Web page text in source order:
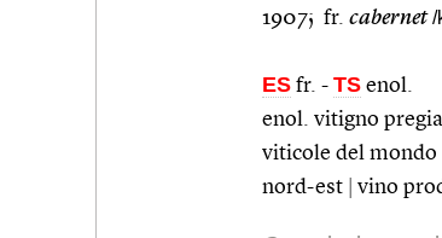
1907; fr. cabernet /
ES fr. - TS enol.
enol. vitigno
viticole del mondo
nord-est
vino